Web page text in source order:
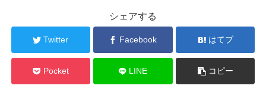
シェアする
Twitter Facebook はてブ
Pocket LINE コピー